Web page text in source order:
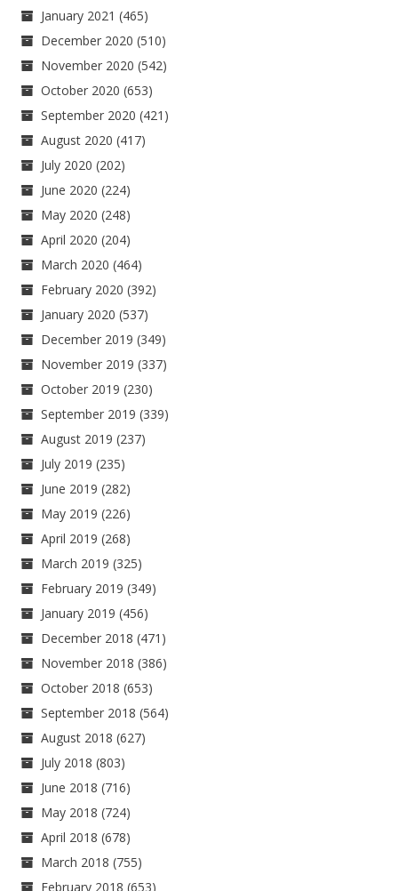
January 2021 (465)
December 2020 (510)
November 2020 (542)
October 2020 (653)
September 2020 (421)
August 2020 (417)
July 2020 (202)
June 2020 (224)
May 2020 (248)
April 2020 (204)
March 2020 (464)
February 2020 (392)
January 2020 (537)
December 2019 (349)
November 2019 (337)
October 2019 (230)
September 2019 (339)
August 2019 (237)
July 2019 (235)
June 2019 (282)
May 2019 (226)
April 2019 (268)
March 2019 (325)
February 2019 (349)
January 2019 (456)
December 2018 (471)
November 2018 (386)
October 2018 (653)
September 2018 (564)
August 2018 (627)
July 2018 (803)
June 2018 (716)
May 2018 (724)
April 2018 (678)
March 2018 (755)
February 2018 (653)